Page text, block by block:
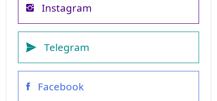
Instagram
Telegram
Facebook